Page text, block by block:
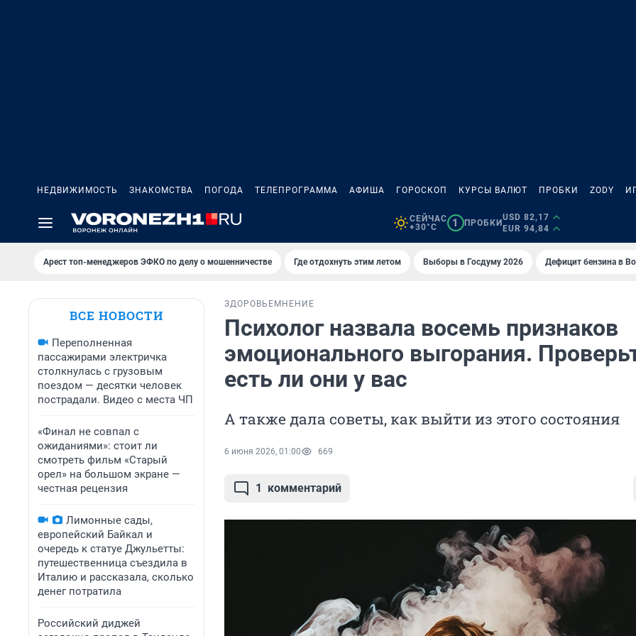
НЕДВИЖИМОСТЬ ЗНАКОМСТВА ПОГОДА ТЕЛЕПРОГРАММА АФИША ГОРОСКОП КУРСЫ ВАЛЮТ ПРОБКИ ZODY
СЕЙЧАС
+30°C
1 ПРОБКИ
USD 82,17
EUR 94,84
Арест топ-менеджеров ЭФКО по делу о мошенничестве Где отдохнуть этим летом Выборы в Госдуму 2026 Дефицит бензина в
ВСЕ НОВОСТИ
Переполненная
пассажирами электричка
столкнулась с грузовым
поездом — десятки человек
пострадали. Видео с места ЧП
«Финал не совпал с
ожиданиями»: стоит ли
смотреть фильм «Старый
орел» на большом экране —
честная рецензия
Лимонные сады,
европейский Байкал и
очередь к статуе Джульетты:
путешественница съездила в
Италию и рассказала, сколько
денег потратила
Российский диджей
ЗДОРОВЬЕ МНЕНИЕ
Психолог назвала восемь признаков
эмоционального выгорания.
есть ли они у вас
А также дала советы, как выйти из этого состояния
6 июня 2026, 01:00 669
1 комментарий